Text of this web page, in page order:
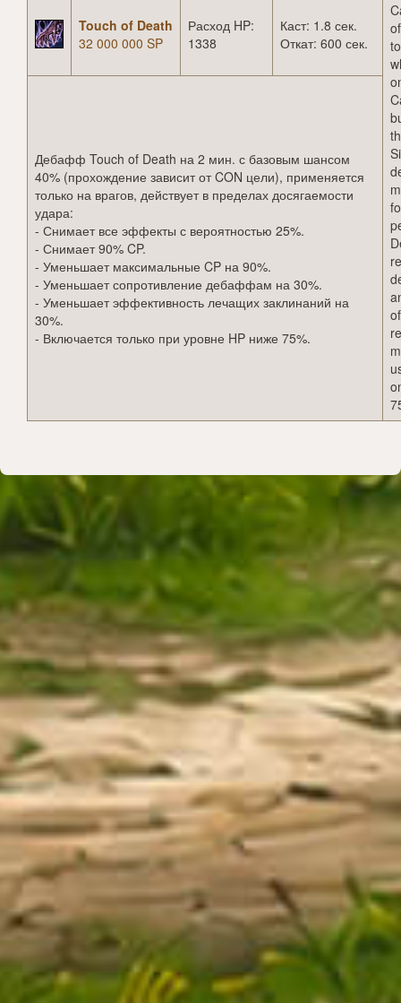
Touch of Death
32 000 000 SP
Расход HP:
1338
Каст: 1.8 сек.
Откат: 600 сек.
Дебафф Touch of Death на 2 мин. с базовым шансом
40% (прохождение зависит от CON цели), применяется
только на врагов, действует в пределах досягаемости
удара:
- Снимает все эффекты с вероятностью 25%.
- Снимает 90% CP.
- Уменьшает максимальные CP на 90%.
- Уменьшает сопротивление дебаффам на 30%.
- Уменьшает эффективность лечащих заклинаний на
30%.
- Включается только при уровне HP ниже 75%.